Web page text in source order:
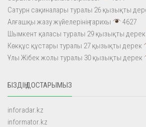
Сатурн сақиналары туралы 26 қызықты
Алғашқы жазу жүйелерінің тарихы
4627
Шымкент қаласы туралы 29 қызықты дерек
Көкқұс құстары туралы 27 қызықты дерек
Ұлы Жібек жолы туралы 30 қызықты дерек
БІЗДІҢ ДОСТАРЫМЫЗ
inforadar.kz
informator.kz